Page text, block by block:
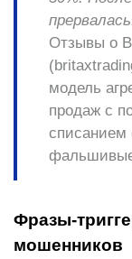
Отзывы о
модель
продаж с
списанием
Фразы-
мошенников